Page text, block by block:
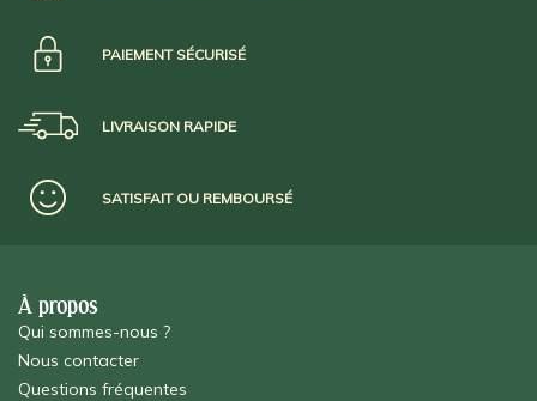
PAIEMENT SÉCURISÉ
LIVRAISON RAPIDE
SATISFAIT OU REMBOURSÉ
À propos
Qui sommes-nous ?
Nous contacter
Questions fréquentes